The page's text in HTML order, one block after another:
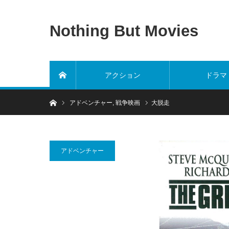
Nothing But Movies
アクション ドラマ
ホームアドベンチャー, 戦争映画 大脱走
アドベンチャー